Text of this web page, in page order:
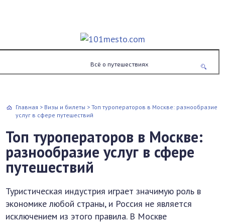
Всё о путешествиях
Главная > Визы и билеты >Топ туроператоров в Москве: разнообразие
услуг в сфере путешествий
Топ туроператоров в Москве:
разнообразие услуг в сфере
путешествий
Туристическая индустрия играет значимую роль в
экономике любой страны, и Россия не является
исключением из этого правила. В Москве